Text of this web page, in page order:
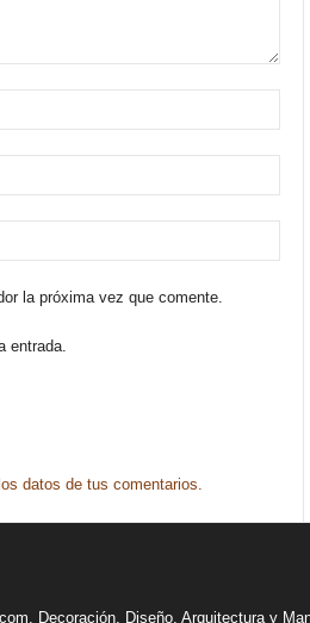
la próxima vez que comente.
entrada.
datos de tus comentarios.
Decoración, Diseño, Arquitectura y